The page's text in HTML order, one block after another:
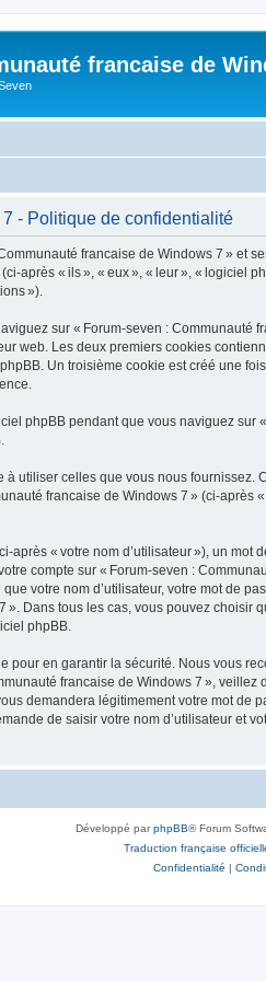
francaise de
- Politique de confidentialité
francaise de Windows 7 » et
après « ils », « eux », « leur », «
»).
sur « Forum-seven :
web. Les deux premiers cookies
Un troisième cookie est créé une
phpBB pendant que vous naviguez
utiliser celles que vous nous fournissez.
francaise de Windows 7 » (ci-
après « votre nom d’utilisateur »), un
compte sur « Forum-seven :
votre nom d’utilisateur, votre mot de
Dans tous les cas, vous pouvez
phpBB.
pour en garantir la sécurité. Nous vous
francaise de Windows 7 »,
demandera légitimement votre mot
de saisir votre nom d’utilisateur et
Développé parphpBB® Forum
Traduction française
Confidentialité |